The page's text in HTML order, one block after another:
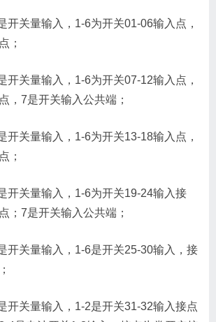
开关量输入，1-6为开关01-06输入点，
；
开关量输入，1-6为开关07-12输入点，
，7是开关输入公共端；
开关量输入，1-6为开关13-18输入点，
；
开关量输入，1-6为开关19-24输入接
；7是开关输入公共端；
开关量输入，1-6是开关25-30输入，接
开关量输入，1-2是开关31-32输入接点